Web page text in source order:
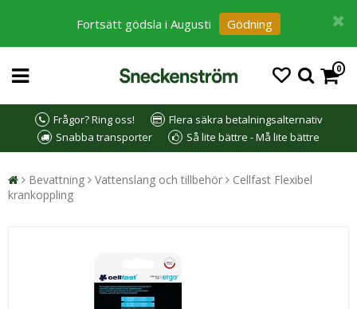
Fortsätt gödsla i Augusti Gödning
0
Frågor? Ring oss!
Flera säkra betalningsalternativ
Snabba transporter
Så lite bättre - Må lite bättre
Bevattning Vattenslang och tillbehör
Cellfast Flexibel
krankoppling